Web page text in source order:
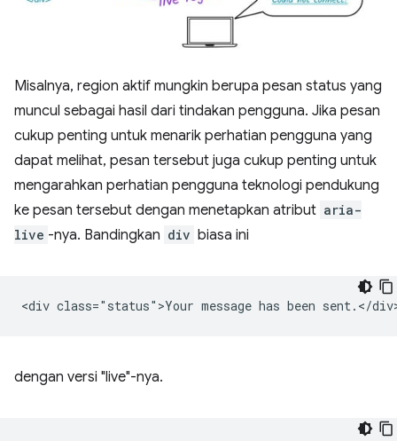
Misalnya, region aktif mungkin berupa pesan status yang
muncul sebagai hasil dari tindakan pengguna. Jika pesan
cukup penting untuk menarik perhatian pengguna yang
dapat melihat, pesan tersebut juga cukup penting untuk
mengarahkan perhatian pengguna teknologi pendukung
ke pesan tersebut dengan menetapkan atribut aria-
live -nya. Bandingkan div biasa ini
dengan versi "live"-nya.